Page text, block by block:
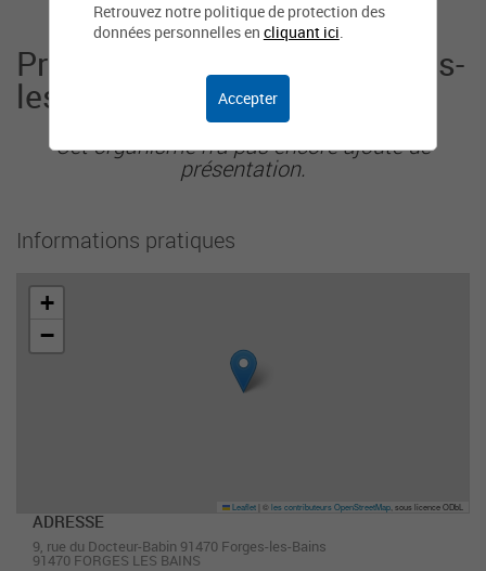
Retrouvez notre politique de protection des
données personnelles en cliquant ici.
Accepter
Présentation Mairie de Forges-
les-Bains
Cet organisme n'a pas encore ajouté de
présentation.
Informations pratiques
+
−
Leaflet ©les contributeurs OpenStreetMap , sous licence ODbL
ADRESSE
9, rue du Docteur-Babin 91470 Forges-les-Bains
91470 FORGES LES BAINS